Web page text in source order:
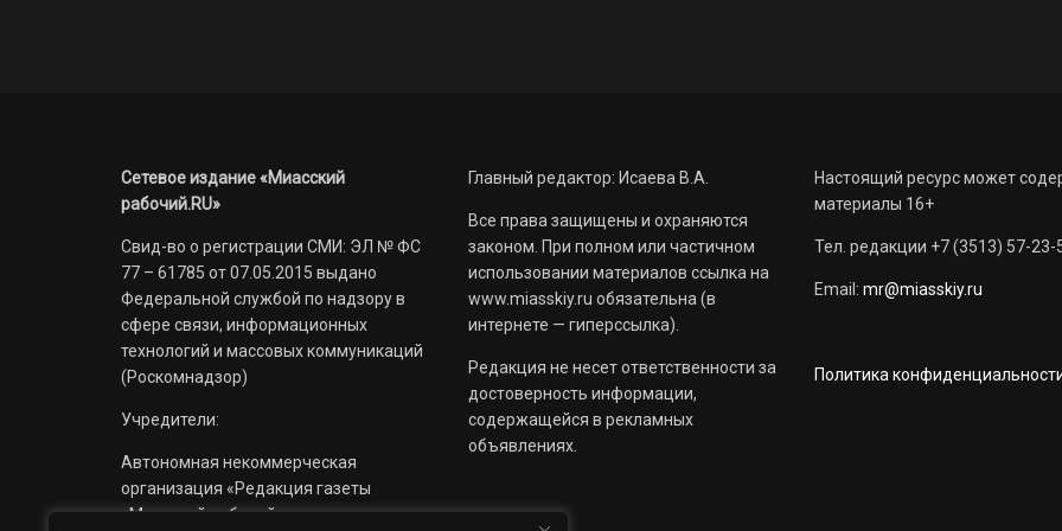
Сетевое издание «Миасский
рабочий.RU»
Свид-во о регистрации СМИ: ЭЛ № ФС
77 – 61785 от 07.05.2015 выдано
Федеральной службой по надзору в
сфере связи, информационных
технологий и массовых коммуникаций
(Роскомнадзор)
Учредители:
Автономная некоммерческая
организация «Редакция газеты
«Миасский рабочий»;
Главный редактор: Исаева В.А.
Все права защищены и охраняются
законом. При полном или частичном
использовании материалов ссылка на
www.miasskiy.ru обязательна (в
интернете — гиперссылка).
Редакция не несет ответственности за
достоверность информации,
содержащейся в рекламных
объявлениях.
Настоящий ресурс может
материалы 16+
Тел. редакции +7 (3513) 57-23-
Email: mr@miasskiy.ru
Политика